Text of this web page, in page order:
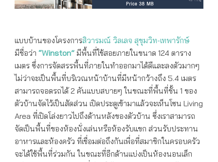
แบบบ้านของโครงการสิวารมณ์ วิลเลจ สุขุมวิท-เทพารักษ์
มีชื่อว่า “Winston” มีพื้นที่ใช้สอยภายในขนาด 124 ตาราง
เมตร ซึ่งการจัดสรรพื้นที่ภายในทำออกมาได้ดีและลงตัวมากๆ
ไม่ว่าจะเป็นพื้นที่บริเวณหน้าบ้านที่มีหน้ากว้างถึง 5.4 เมตร
สามารถจอดรถได้ 2 คันแบบสบายๆ ในขณะที่พื้นที่ชั้น 1 ของ
ตัวบ้านจัดไว้เป็นสัดส่วน เปิดประตูเข้ามาแล้วจะเห็นโซน Living
Area ที่เปิดโล่งยาวไปถึงด้านหลังของตัวบ้าน ซึ่งเราสามารถ
จัดเป็นพื้นที่ของห้องนั่งเล่นหรือห้องรับแขก ส่วนรับประทาน
อาหารและห้องครัว ที่เชื่อมต่อถึงกันเพื่อที่สมาชิกในครอบครัว
จะได้ใช้พื้นที่ร่วมกัน ในขณะที่อีกด้านแบ่งเป็นห้องนอนเล็ก